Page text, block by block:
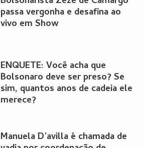
passa vergonha e desafina ao
vivo em Show
ENQUETE: Você acha que
Bolsonaro deve ser preso? Se
sim, quantos anos de cadeia ele
merece?
Manuela D’avilla é chamada de